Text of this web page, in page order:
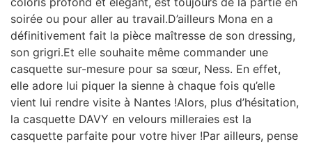
soirée ou pour aller au travail.D’ailleurs Mona en a
définitivement fait la pièce maîtresse de son dressing,
son grigri.Et elle souhaite même commander une
casquette sur-mesure pour sa sœur, Ness. En effet,
elle adore lui piquer la sienne à chaque fois qu’elle
vient lui rendre visite à Nantes !Alors, plus d’hésitation,
la casquette DAVY en velours milleraies est la
casquette parfaite pour votre hiver !Par ailleurs, pense